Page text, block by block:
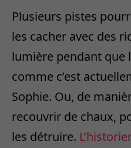
Plusieurs pistes
les cacher avec des
lumière pendant que
comme c’est
Sophie. Ou, de
recouvrir de chaux,
les détruire.